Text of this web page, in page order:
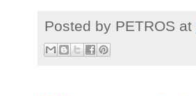
Posted by PETROS at